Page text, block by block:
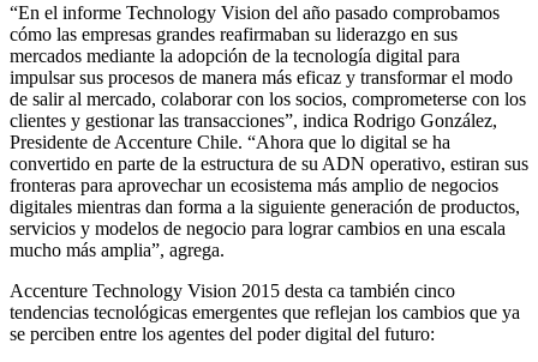
“En el informe Technology Vision del año pasado comprobamos
cómo las empresas grandes reafirmaban su liderazgo en sus
mercados mediante la adopción de la tecnología digital para
impulsar sus procesos de manera más eficaz y transformar el modo
de salir al mercado, colaborar con los socios, comprometerse con los
clientes y gestionar las transacciones”, indica Rodrigo González,
Presidente de Accenture Chile. “Ahora que lo digital se ha
convertido en parte de la estructura de su ADN operativo, estiran sus
fronteras para aprovechar un ecosistema más amplio de negocios
digitales mientras dan forma a la siguiente generación de productos,
servicios y modelos de negocio para lograr cambios en una escala
mucho más amplia”, agrega.
Accenture Technology Vision 2015 desta ca también cinco
tendencias tecnológicas emergentes que reflejan los cambios que ya
se perciben entre los agentes del poder digital del futuro: